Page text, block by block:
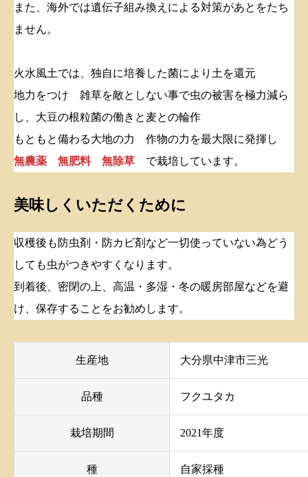
また、海外では遺伝子組み換えによる対策があとをたち
ません。
火水風土では、独自に培養した菌により土を還元
地力をつけ 雑草を敵としない事で虫の被害を極力減ら
し、大豆の根粒菌の働きと麦との輪作
もともと備わる大地の力 作物の力を最大限に発揮し
無農薬 無肥料 無除草 で栽培しています。
美味しくいただくために
収穫後も防虫剤・防カビ剤など一切使っていない為どう
しても虫がつきやすくなります。
到着後、密閉の上、高温・多湿・冬の暖房部屋などを避
け、保存することをお勧めします。
生産地 大分県中津市三光
品種 フクユタカ
栽培期間 2021年度
種 自家採種